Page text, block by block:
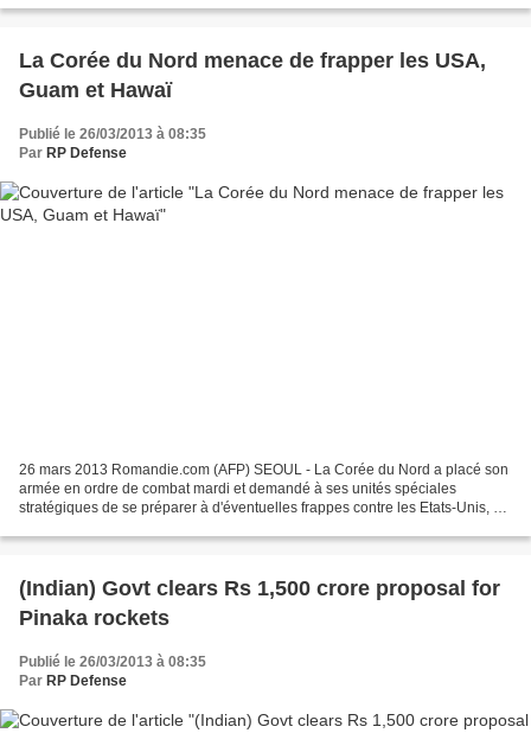
La Corée du Nord menace de frapper les USA,
Guam et Hawaï
Publié le 26/03/2013 à 08:35
Par RP Defense
26 mars 2013 Romandie.com (AFP) SEOUL - La Corée du Nord a placé son
armée en ordre de combat mardi et demandé à ses unités spéciales
stratégiques de se préparer à d'éventuelles frappes contre les Etats-Unis, et
(Indian) Govt clears Rs 1,500 crore proposal for
Pinaka rockets
Publié le 26/03/2013 à 08:35
Par RP Defense